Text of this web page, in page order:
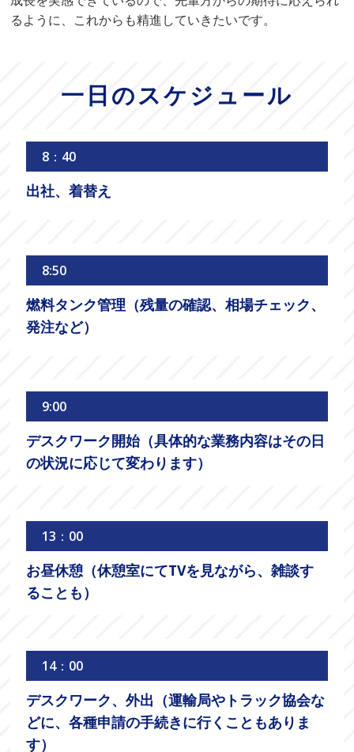
るように、これからも精進していきたいです。
一日のスケジュール
8：40
出社、着替え
8:50
燃料タンク管理（残量の確認、相場チェック、
発注など）
9:00
デスクワーク開始（具体的な業務内容はその日
の状況に応じて変わります）
13：00
お昼休憩（休憩室にてTVを見ながら、雑談す
ることも）
14：00
デスクワーク、外出（運輸局やトラック協会な
どに、各種申請の手続きに行くこともありま
す）